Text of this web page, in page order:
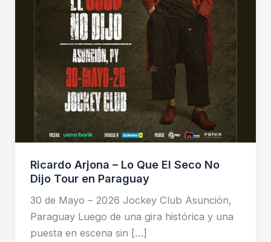
Ricardo Arjona – Lo Que El Seco No
Dijo Tour en Paraguay
30 de Mayo – 2026 Jockey Club Asunción,
Paraguay Luego de una gira histórica y una
puesta en escena sin […]
Seco
Tour
en
Paraguay